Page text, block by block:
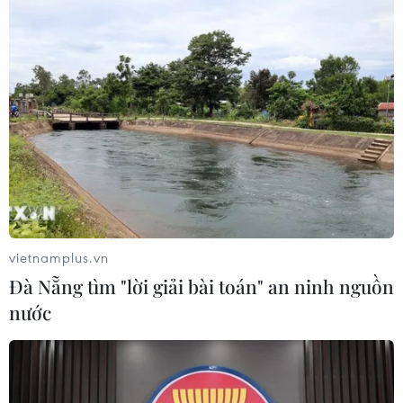
Phó Tổng Biên tập: NGUYỄN THỊ TÁM, KHÚC THANH
Sở hữu trí tuệ
Quy định sử dụng
RSS
Hỗ trợ
Ngôn ngữ
TTXVN
Dịch vụ tin
Quảng cáo
Liên hệ
cấp ngày 11/9/2008.
Quảng cáo: Phó TBT Nguyễn Thị Tám: 093.5958688, Email:
vietnamplus.vn
Đà Nẵng tìm "lời giải bài toán" an ninh nguồn
nước